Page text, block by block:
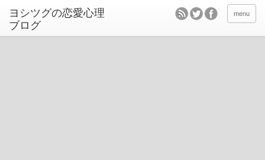
ヨシツグの恋愛心理
ブログ
menu